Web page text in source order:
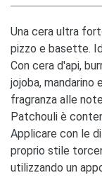
Una cera ultra
pizzo e basette.
Con cera d'api,
jojoba,
fragranza alle
Patchouli è
Applicare con le
proprio stile
utilizzando un